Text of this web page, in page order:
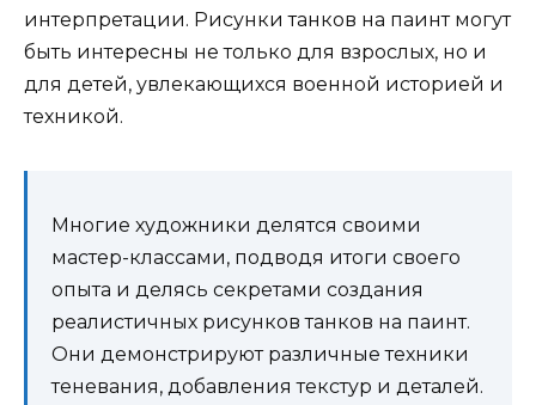
интерпретации. Рисунки танков на паинт могут
быть интересны не только для взрослых, но и
для детей, увлекающихся военной историей и
техникой.
Многие художники делятся своими
мастер-классами, подводя итоги своего
опыта и делясь секретами создания
реалистичных рисунков танков на паинт.
Они демонстрируют различные техники
теневания, добавления текстур и деталей.